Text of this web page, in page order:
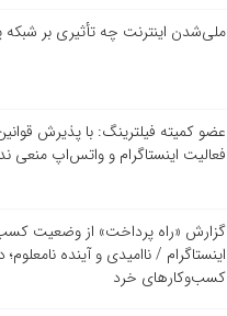
ملی‌شدن اینترنت چه تأثیری بر
عضو کمیته فیلترینگ: با پذیرش
فعالیت اینستاگرام و واتس‌اپ منعی
گزارش «راه پرداخت» از وضعیت
اینستاگرام / ناامیدی و آینده
کسب‌وکارهای خرد